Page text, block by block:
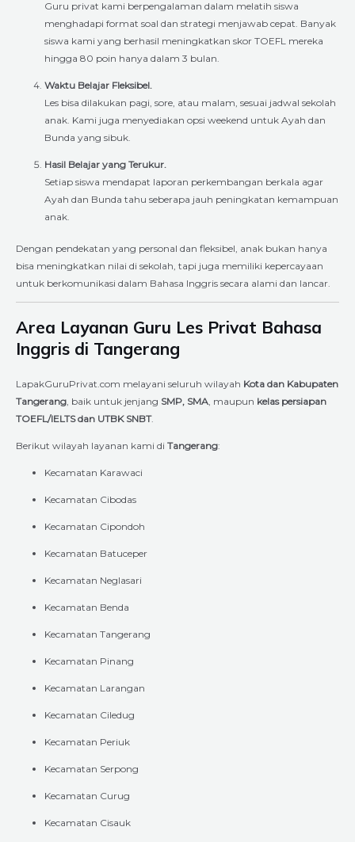
Guru privat kami berpengalaman dalam melatih siswa
menghadapi format soal dan strategi menjawab cepat. Banyak
siswa kami yang berhasil meningkatkan skor TOEFL mereka
hingga 80 poin hanya dalam 3 bulan.
Waktu Belajar Fleksibel.
Les bisa dilakukan pagi, sore, atau malam, sesuai jadwal sekolah
anak. Kami juga menyediakan opsi weekend untuk Ayah dan
Bunda yang sibuk.
Hasil Belajar yang Terukur.
Setiap siswa mendapat laporan perkembangan berkala agar
Ayah dan Bunda tahu seberapa jauh peningkatan kemampuan
anak.
Dengan pendekatan yang personal dan fleksibel, anak bukan hanya
bisa meningkatkan nilai di sekolah, tapi juga memiliki kepercayaan
untuk berkomunikasi dalam Bahasa Inggris secara alami dan lancar.
Area Layanan Guru Les Privat Bahasa
Inggris di Tangerang
LapakGuruPrivat.com melayani seluruh wilayah Kota dan Kabupaten
Tangerang , baik untuk jenjang SMP, SMA , maupun kelas persiapan
TOEFL/IELTS dan UTBK SNBT.
Berikut wilayah layanan kami di Tangerang:
Kecamatan Karawaci
Kecamatan Cibodas
Kecamatan Cipondoh
Kecamatan Batuceper
Kecamatan Neglasari
Kecamatan Benda
Kecamatan Tangerang
Kecamatan Pinang
Kecamatan Larangan
Kecamatan Ciledug
Kecamatan Periuk
Kecamatan Serpong
Kecamatan Curug
Kecamatan Cisauk